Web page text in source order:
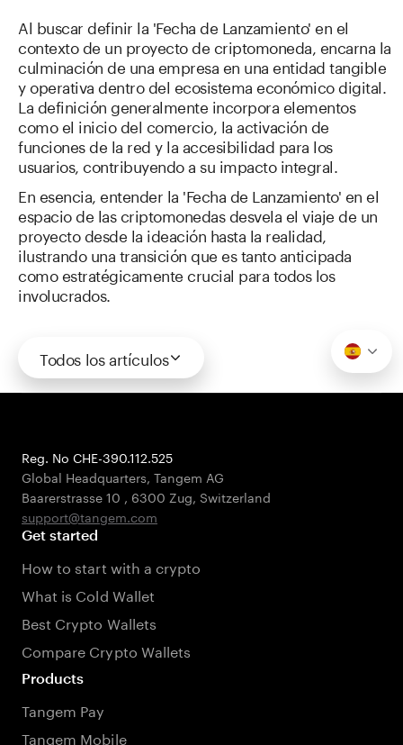
Al buscar definir la 'Fecha de Lanzamiento' en el
contexto de un proyecto de criptomoneda, encarna la
culminación de una empresa en una entidad tangible
y operativa dentro del ecosistema económico digital.
La definición generalmente incorpora elementos
como el inicio del comercio, la activación de
funciones de la red y la accesibilidad para los
usuarios, contribuyendo a su impacto integral.
En esencia, entender la 'Fecha de Lanzamiento' en el
espacio de las criptomonedas desvela el viaje de un
proyecto desde la ideación hasta la realidad,
ilustrando una transición que es tanto anticipada
como estratégicamente crucial para todos los
involucrados.
Todos los artículos
Reg. No CHE-390.112.525
Global Headquarters, Tangem AG
Baarerstrasse 10 , 6300 Zug, Switzerland
support@tangem.com
Get started
How to start with a crypto
What is Cold Wallet
Best Crypto Wallets
Compare Crypto Wallets
Products
Tangem Pay
Tangem Mobile